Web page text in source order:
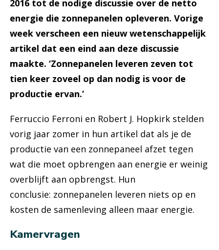
2016 tot de nodige discussie over de netto
energie die zonnepanelen opleveren. Vorige
week verscheen een nieuw wetenschappelijk
artikel dat een eind aan deze discussie
maakte. ‘Zonnepanelen leveren zeven tot
tien keer zoveel op dan nodig is voor de
productie ervan.’
Ferruccio Ferroni en Robert J. Hopkirk stelden
vorig jaar zomer in hun artikel dat als je de
productie van een zonnepaneel afzet tegen
wat die moet opbrengen aan energie er weinig
overblijft aan opbrengst. Hun
conclusie: zonnepanelen leveren niets op en
kosten de samenleving alleen maar energie.
Kamervragen